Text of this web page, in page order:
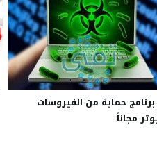
حماية من الفيروسات
مجاناً